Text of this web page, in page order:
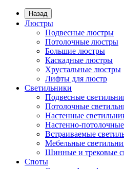
Назад
Люстры
Подвесные люстры
Потолочные люстры
Большие люстры
Каскадные люстры
Хрустальные люстры
Лифты для люстр
Светильники
Подвесные
Потолочные
Настенные
Настенно-
Встраиваемые
Мебельные
Шинные и трековые
Споты